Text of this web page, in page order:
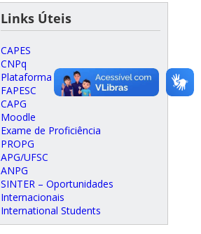
Links Úteis
CAPES
CNPq
Plataforma Lattes
FAPESC
CAPG
Moodle
Exame de Proficiência
PROPG
APG/UFSC
ANPG
SINTER – Oportunidades
Internacionais
International Students